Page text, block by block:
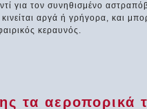
για τον συνηθισμένο
αργά ή γρήγορα, και
κεραυνός.
τα αεροπορικά